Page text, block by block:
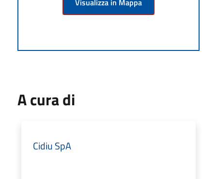
A cura di
Cidiu SpA